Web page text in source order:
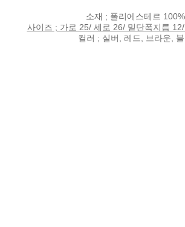
소재 ; 폴리에스테르 100%
사이즈 ; 가로 25/ 세로 26/ 밑단폭지름
컬러 ; 실버, 레드, 브라운, 블